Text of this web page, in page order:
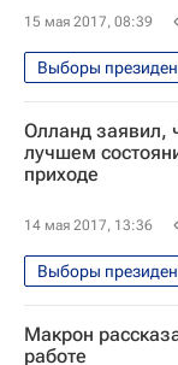
15 мая 2017, 08:39
Выборы
Франция
Эммануэль
Олланд заявил,
лучшем
приходе
14 мая 2017, 13:36
Выборы
Франция
Макрон
работе